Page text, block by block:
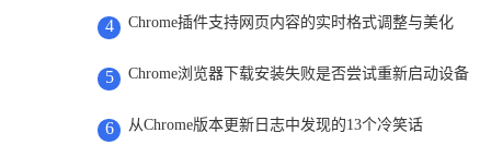
4 Chrome插件支持网页内容的实时格式调整与美化
5 Chrome浏览器下载安装失败是否尝试重新启动设备
6 从Chrome版本更新日志中发现的13个冷笑话